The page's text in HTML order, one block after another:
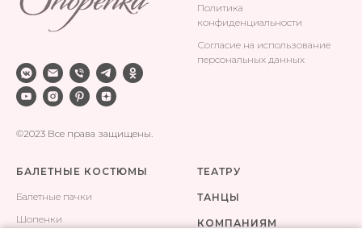
©2023 Все права защищены.
Политика
конфиденциальности
Согласие на использование
персональных данных
БАЛЕТНЫЕ КОСТЮМЫ
Балетные пачки
Шопенки
ТЕАТРУ
ТАНЦЫ
КОМПАНИЯМ